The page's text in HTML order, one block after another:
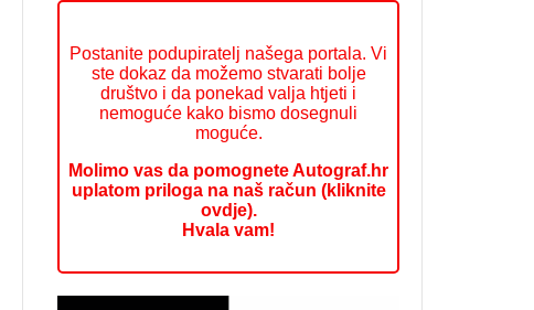
Postanite podupiratelj našega portala. Vi
ste dokaz da možemo stvarati bolje
društvo i da ponekad valja htjeti i
nemoguće kako bismo dosegnuli
moguće.
Molimo vas da pomognete Autograf.hr
uplatom priloga na naš račun (kliknite
ovdje).
Hvala vam!